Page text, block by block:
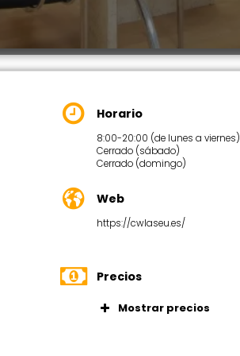
Horario
8:00-20:00 (de lunes a viernes)
Cerrado (sábado)
Cerrado (domingo)
Web
https://cwlaseu.es/
Precios
Mostrar precios